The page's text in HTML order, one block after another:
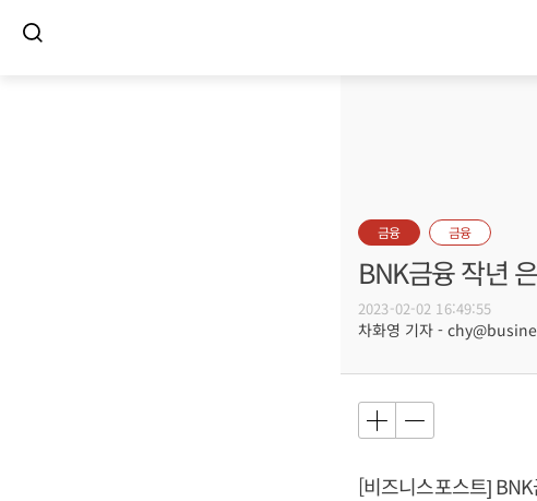
금융 금융
BNK금융 작년
2023-02-02 16:49:55
차화영 기자 -
[비즈니스포스트]